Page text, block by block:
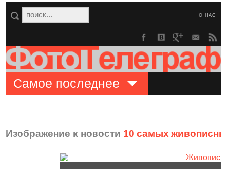
О НАС
Самое последнее
Изображение к новости 10 самых